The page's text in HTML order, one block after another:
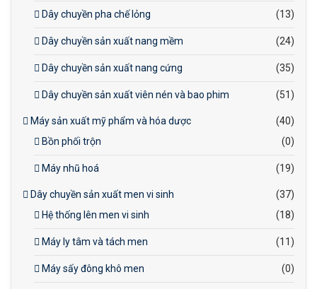
Dây chuyền pha chế lỏng (13)
Dây chuyền sản xuất nang mềm (24)
Dây chuyền sản xuất nang cứng (35)
Dây chuyền sản xuất viên nén và bao phim (51)
Máy sản xuất mỹ phẩm và hóa dược
(40)
Bồn phối trộn
(0)
Máy nhũ hoá (19)
Dây chuyền sản xuất men vi sinh
(37)
Hệ thống lên men vi sinh
(18)
Máy ly tâm và tách men (11)
Máy sấy đông khô men (0)